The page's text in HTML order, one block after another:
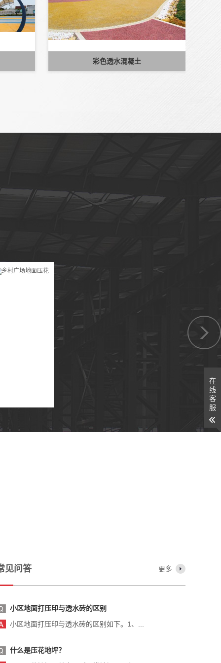
彩色透水混凝土
见问答 更多
小区地面打压印与透水砖的区别
小区地面打压印与透水砖的区别如下。1、...
什么是压花地坪？
在
线
客
服